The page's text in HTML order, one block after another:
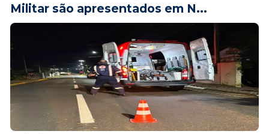
Militar são apresentados em N...